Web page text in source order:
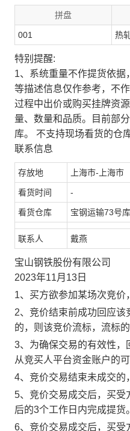
拼盘
001 热
特别提醒:
1、系统重量不作提货依
等描述信息仅作参考，不
过程中出价或购买挂牌资
量、数量和品质。目前部
库。 不支持现场看货的仓
联系信息
存放地 上海市-上海市
看货时间 -
看货仓库 宝钢运输73号
联系人 戴燕
宝山钢铁股份有限公司
2023年11月13日
1、买方欲参加某场次竞
2、竞价结束前成功回应
的，则该竞价流标，流标
3、为确保交易的有效性，
从竞买人平台资金账户的
4、竞价交易结束未成交的
5、竞价交易成交后，买
后的3个工作日内完成提
6、竞价交易成交后，买受